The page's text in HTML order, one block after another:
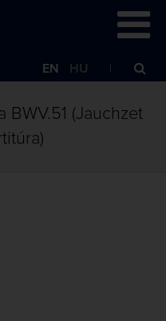
EN HU
BWV.51 (Jauchzet